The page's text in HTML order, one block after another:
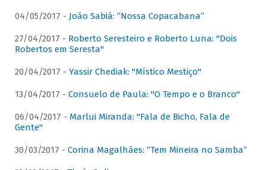
04/05/2017 - João Sabiá: “Nossa Copacabana”
27/04/2017 - Roberto Seresteiro e Roberto Luna: "Dois
Robertos em Seresta"
20/04/2017 - Yassir Chediak: "Místico Mestiço"
13/04/2017 - Consuelo de Paula: "O Tempo e o Branco"
06/04/2017 - Marlui Miranda: "Fala de Bicho, Fala de
Gente"
30/03/2017 - Corina Magalhães: “Tem Mineira no Samba”